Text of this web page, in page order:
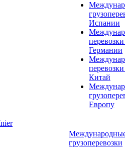
Испании
Германии
Китай
Европу
грузоперевозки